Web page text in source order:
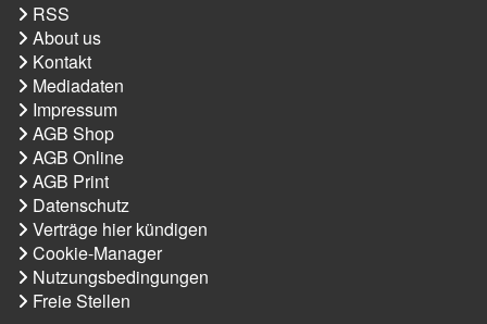
RSS
About us
Kontakt
Mediadaten
Impressum
AGB Shop
AGB Online
AGB Print
Datenschutz
Verträge hier kündigen
Cookie-Manager
Nutzungsbedingungen
Freie Stellen